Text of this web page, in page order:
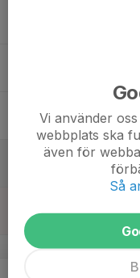
Sön
Vi använder
webbplats ska
även för
Så